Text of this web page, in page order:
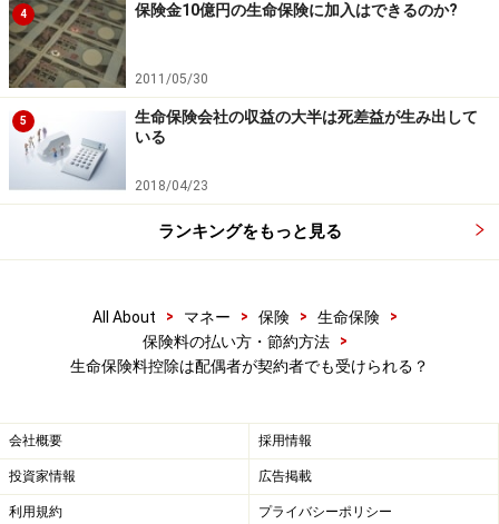
保険料控除」「個人年金保険料」どれも同じです。ただ
し、現在の計算式は平成24年1月1日以後に締結した保険
人年金保険料控除」の2つしかなく、計算式も違いまし
た。
■所得税
4 保険金10億円の生命保険に加入はできるのか?
2011/05/30
5
生命保険会社の収益の大半は死差益が生み出して
いる
2018/04/23
ランキングをもっと見る
All About > マネー > 保険 > 生命保険
>
保険料の払い方・節約方法
>
生命保険料控除は配偶者が契約者でも受けられる？
会社概要 採用情報
投資家情報 広告掲載
利用規約 プライバシーポリシー